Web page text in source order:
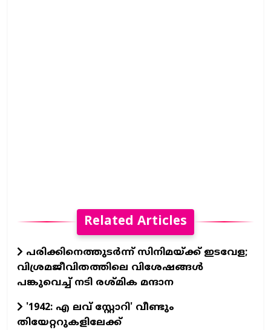
Related Articles
പരിക്കിനെത്തുടർന്ന് സിനിമയ്ക്ക് ഇടവേള;
വിശ്രമജീവിതത്തിലെ വിശേഷങ്ങൾ
പങ്കുവെച്ച് നടി രശ്മിക മന്ദാന
'1942: എ ലവ് സ്റ്റോറി' വീണ്ടും
തിയേറ്ററുകളിലേക്ക്